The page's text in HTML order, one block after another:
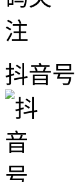
抖音号